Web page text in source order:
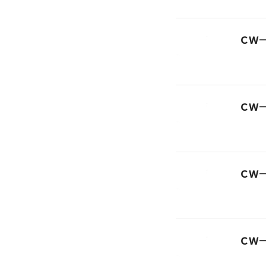
ＣＷ
ＣＷ
ＣＷ
ＣＷ